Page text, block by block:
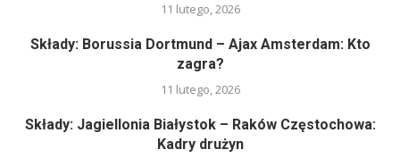
11 lutego, 2026
Składy: Borussia Dortmund – Ajax Amsterdam: Kto
zagra?
11 lutego, 2026
Składy: Jagiellonia Białystok – Raków Częstochowa:
Kadry drużyn